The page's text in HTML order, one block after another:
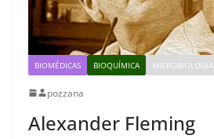
BIOMÉDICAS BIOQUÍMICA MICROBIOLOGIA
pozzana
Alexander Fleming